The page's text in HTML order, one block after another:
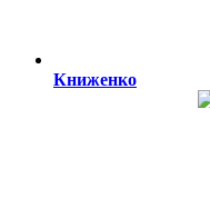
Книженко